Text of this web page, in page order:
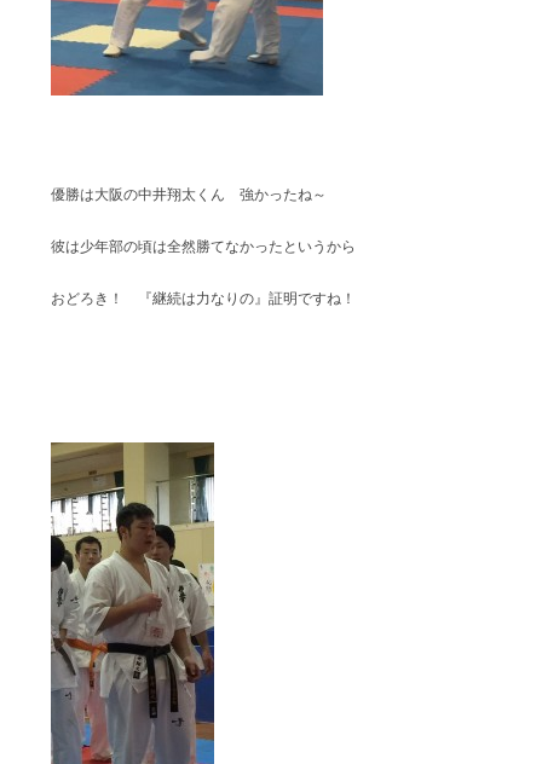
優勝は大阪の中井翔太くん 強かったね～
彼は少年部の頃は全然勝てなかったというから
おどろき！ 『継続は力なりの』証明ですね！